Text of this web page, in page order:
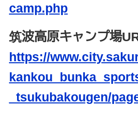
camp.php
筑波高原キャンプ場
https://
_tsukubakougen/